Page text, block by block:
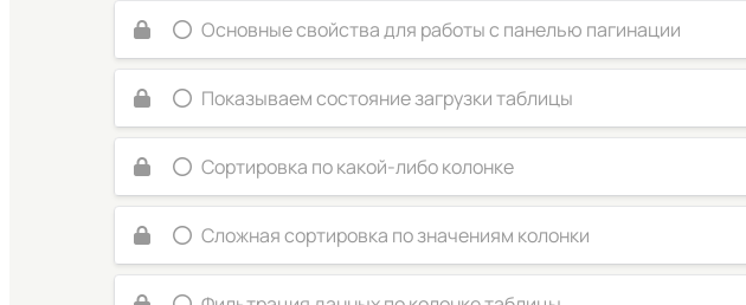
Основные свойства для работы с панелью пагинации
Показываем состояние загрузки таблицы
Сортировка по какой-либо колонке
Сложная сортировка по значениям колонки